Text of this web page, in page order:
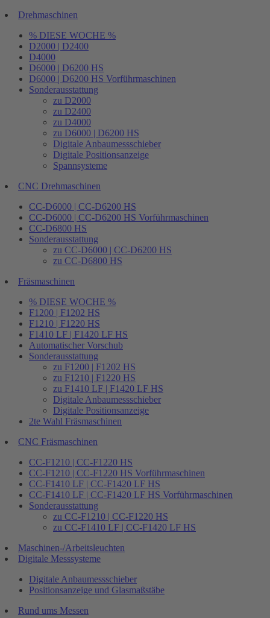
Drehmaschinen
% DIESE WOCHE %
D2000 | D2400
D4000
D6000 | D6200 HS
D6000 | D6200 HS Vorführmaschinen
Sonderausstattung
zu D2000
zu D2400
zu D4000
zu D6000 | D6200 HS
Digitale Anbaumessschieber
Digitale Positionsanzeige
Spannsysteme
CNC Drehmaschinen
CC-D6000 | CC-D6200 HS
CC-D6000 | CC-D6200 HS Vorführmaschinen
CC-D6800 HS
Sonderausstattung
zu CC-D6000 | CC-D6200 HS
zu CC-D6800 HS
Fräsmaschinen
% DIESE WOCHE %
F1200 | F1202 HS
F1210 | F1220 HS
F1410 LF | F1420 LF HS
Automatischer Vorschub
Sonderausstattung
zu F1200 | F1202 HS
zu F1210 | F1220 HS
zu F1410 LF | F1420 LF HS
Digitale Anbaumessschieber
Digitale Positionsanzeige
2te Wahl Fräsmaschinen
CNC Fräsmaschinen
CC-F1210 | CC-F1220 HS
CC-F1210 | CC-F1220 HS Vorführmaschinen
CC-F1410 LF | CC-F1420 LF HS
CC-F1410 LF | CC-F1420 LF HS Vorführmaschinen
Sonderausstattung
zu CC-F1210 | CC-F1220 HS
zu CC-F1410 LF | CC-F1420 LF HS
Maschinen-/Arbeitsleuchten
Digitale Messsysteme
Digitale Anbaumessschieber
Positionsanzeige und Glasmaßstäbe
Rund ums Messen